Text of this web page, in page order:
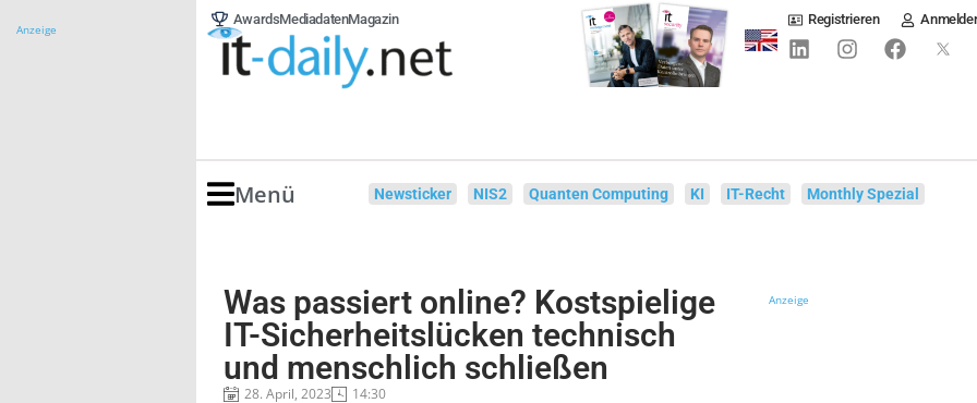
Anzeige
AwardsMediadatenMagazin Registrieren
Menü Newsticker NIS2 Quanten Computing KI IT-Recht Monthly Spezial
Was passiert online? Kostspielige
IT-Sicherheitslücken technisch
und menschlich schließen
28. April, 2023 14:30
Anzeige